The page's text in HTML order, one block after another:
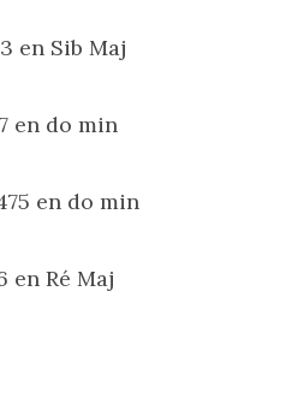
en Sib Maj
en do min
en do min
en Ré Maj